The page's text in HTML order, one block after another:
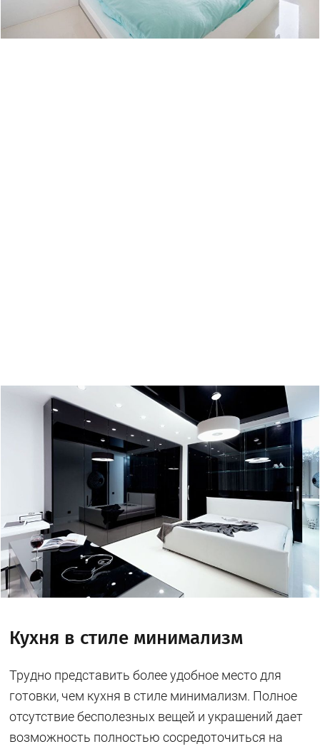
Кухня в стиле минимализм
Трудно представить более удобное место для
готовки, чем кухня в стиле минимализм. Полное
отсутствие бесполезных вещей и украшений дает
возможность полностью сосредоточиться на